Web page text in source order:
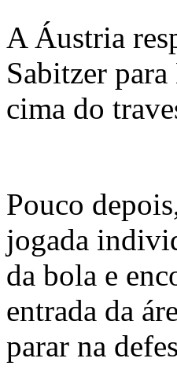
A Áustria
Sabitzer
cima do
Pouco
jogada
da bola e
entrada da
parar na